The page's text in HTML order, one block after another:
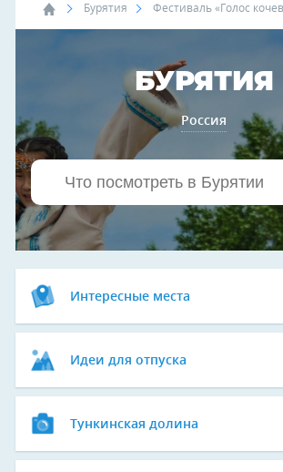
Бурятия Фестиваль «Голос
БУРЯТИЯ
Россия
Интересные места
Идеи для отпуска
Тункинская долина